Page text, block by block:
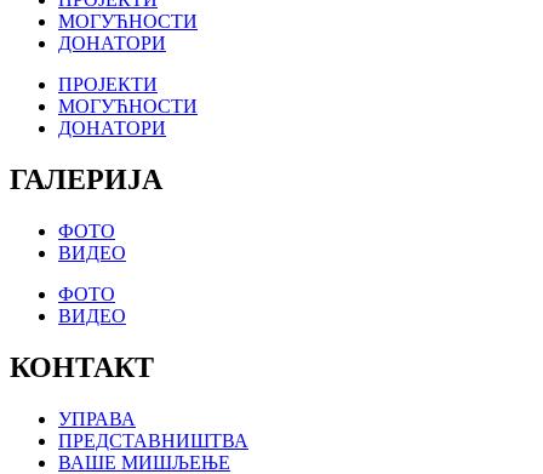
МОГУЋНОСТИ
ДОНАТОРИ
ПРОЈЕКТИ
МОГУЋНОСТИ
ДОНАТОРИ
ГАЛЕРИЈА
ФОТО
ВИДЕО
ФОТО
ВИДЕО
КОНТАКТ
УПРАВА
ПРЕДСТАВНИШТВА
ВАШЕ МИШЉЕЊЕ